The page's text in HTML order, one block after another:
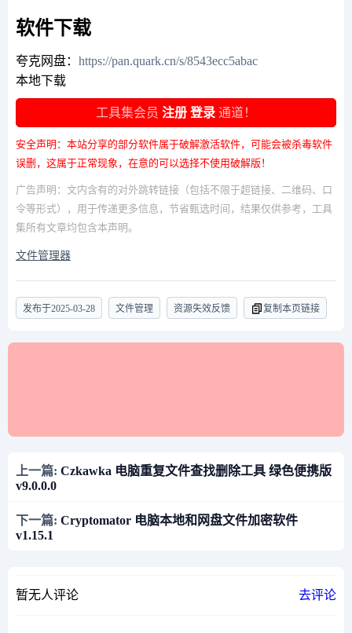
软件下载
夸克网盘： https://pan.quark.cn/s/8543ecc5abac
本地下载
工具集会员 注册 登录 通道！
安全声明：本站分享的部分软件属于破解激活软件，可能会被杀毒软件
误删，这属于正常现象，在意的可以选择不使用破解版！
广告声明：文内含有的对外跳转链接（包括不限于超链接、二维码、口
令等形式），用于传递更多信息，节省甄选时间，结果仅供参考，工具
集所有文章均包含本声明。
文件管理器
发布于2025-03-28 文件管理 资源失效反馈 复制本页链接
上一篇: Czkawka 电脑重复文件查找删除工具 绿色便携版
v9.0.0.0
下一篇: Cryptomator 电脑本地和网盘文件加密软件
v1.15.1
暂无人评论 去评论